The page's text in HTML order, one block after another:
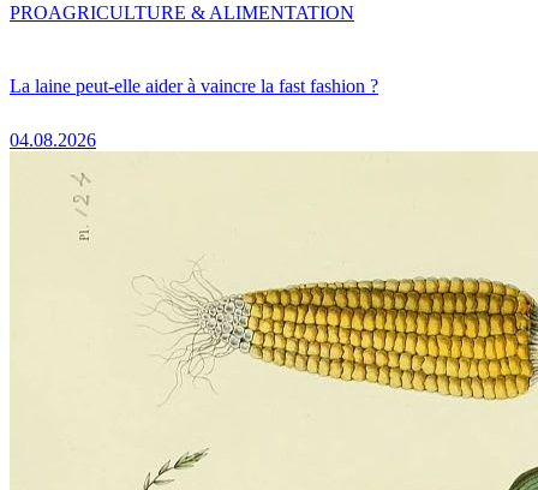
La laine peut-elle aider à vaincre la fast fashion ?
04.08.2026
PROAGRICULTURE & ALIMENTATION